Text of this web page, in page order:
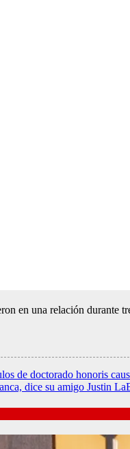
en una relación durante
de doctorado honoris
dice su amigo Justin